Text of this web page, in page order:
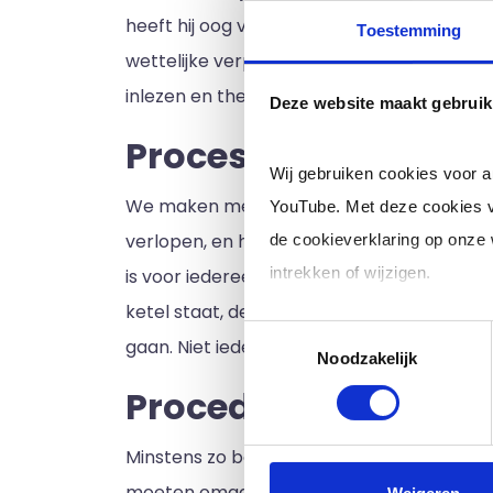
Toestemming
Deze website maakt
Wij gebruiken cookies voor
YouTube. Met deze cookies
de cookieverklaring op
intrekken of wijzigen.
Noodzakelijk
heeft hij oog voor hoe
wettelijke verplichtingen én aan de
inlezen en theorie en terminologie eigen
Processen
We maken met z’n allen afspraken hoe
verlopen, en hoe vastlegging gebeurd.
is voor iedereen na te lezen. De vraag is
ketel staat, de klant bediend moet
gaan. Niet iedereen is even blij met zijn
Procedures
Minstens zo belangrijk zijn de